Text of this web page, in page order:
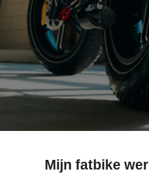
Mijn fatbike